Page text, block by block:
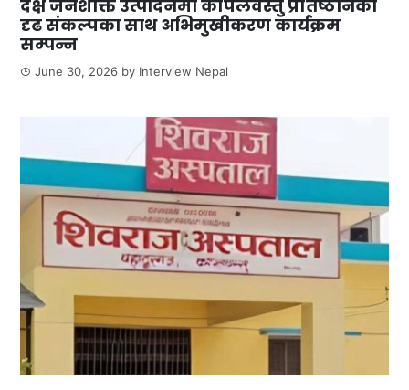
दक्ष जनशक्ति उत्पादनमा कपिलवस्तु प्रतिष्ठानको
दृढ संकल्पका साथ अभिमुखीकरण कार्यक्रम
सम्पन्न
June 30, 2026 by Interview Nepal